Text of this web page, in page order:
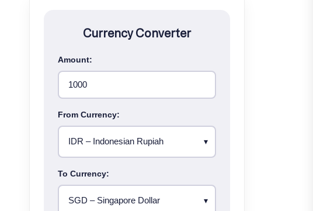
Currency Converter
Amount:
From Currency:
To Currency: